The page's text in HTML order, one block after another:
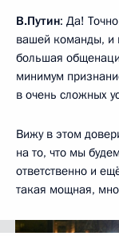
В.Путин: Да!
вашей команды, и
большая
минимум
в очень сложных
Вижу в этом
на то, что мы
ответственно и
такая мощная,